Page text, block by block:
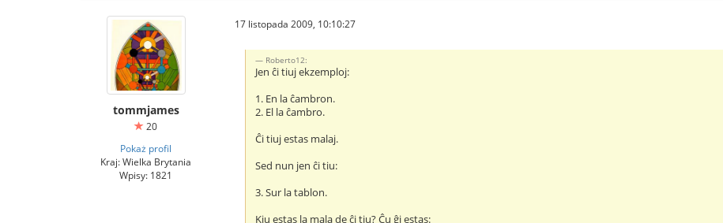
tommjames
20
Pokaż profil
Kraj: Wielka Brytania
Wpisy: 1821
17 listopada 2009, 10:10:27
Roberto12:
Jen ĉi tiuj ekzemploj:
1. En la ĉambron.
2. El la ĉambro.
Ĉi tiuj estas malaj.
Sed nun jen ĉi tiu:
3. Sur la tablon.
Kiu estas la mala de ĉi tiu? Ĉu ĝi estas: